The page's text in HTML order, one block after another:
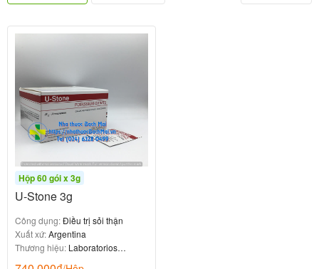
Hộp 60 gói x 3g
U-Stone 3g
Công dụng:Điều trị sỏi thận
Xuất xứ:Argentina
Thương hiệu: Laboratorios